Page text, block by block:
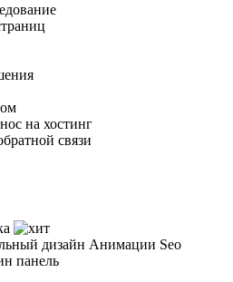
на хостинг
связи
дизайн Анимации Seo
панель